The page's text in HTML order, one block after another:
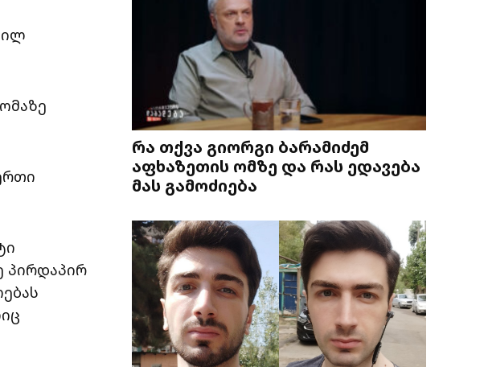
პირდაპირ
რა თქვა გიორგი ბარამიძემ
აფხაზეთის ომზე და რას ედავება
მას გამოძიება